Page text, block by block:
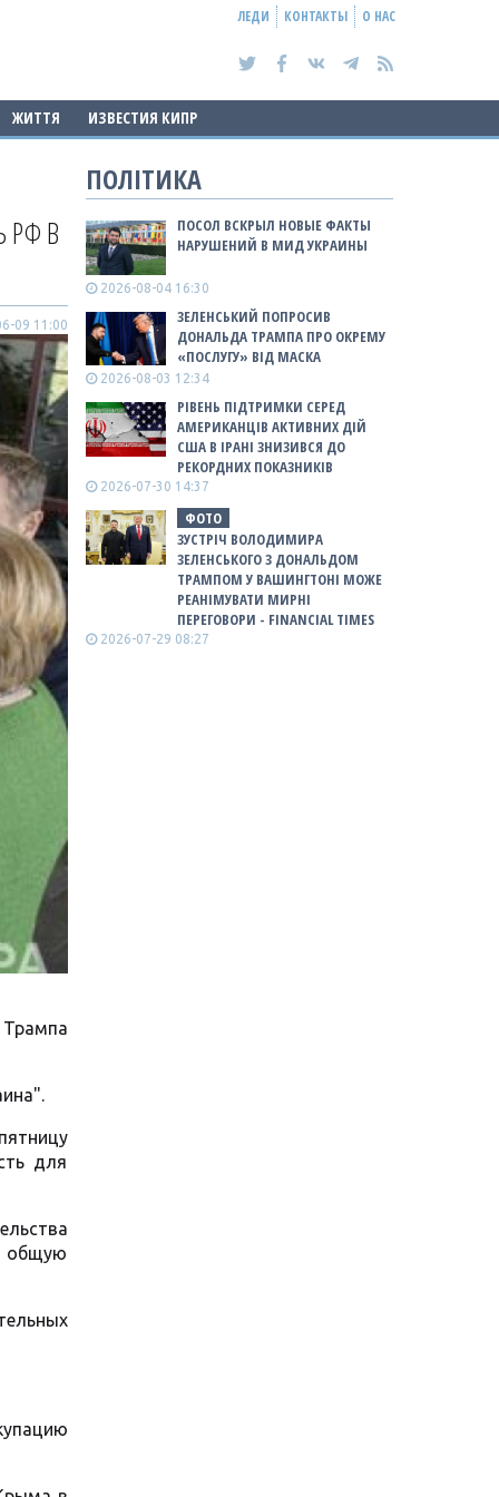
ЛЕДИ КОНТАКТЫ О НАС
ЖИТТЯ ИЗВЕСТИЯ КИПР
РФ В
09 11:00
для
общую
ПОЛІТИКА
ПОСОЛ ВСКРЫЛ НОВЫЕ ФАКТЫ
НАРУШЕНИЙ В МИД УКРАИНЫ
2026-08-04 16:30
ЗЕЛЕНСЬКИЙ ПОПРОСИВ
ДОНАЛЬДА ТРАМПА ПРО ОКРЕМУ
«ПОСЛУГУ» ВІД МАСКА
2026-08-03 12:34
РІВЕНЬ ПІДТРИМКИ СЕРЕД
АМЕРИКАНЦІВ АКТИВНИХ ДІЙ
США В ІРАНІ ЗНИЗИВСЯ ДО
РЕКОРДНИХ ПОКАЗНИКІВ
2026-07-30 14:37
ФОТО
ЗУСТРІЧ ВОЛОДИМИРА
ЗЕЛЕНСЬКОГО З ДОНАЛЬДОМ
ТРАМПОМ У ВАШИНГТОНІ МОЖЕ
РЕАНІМУВАТИ МИРНІ
ПЕРЕГОВОРИ - FINANCIAL TIMES
2026-07-29 08:27